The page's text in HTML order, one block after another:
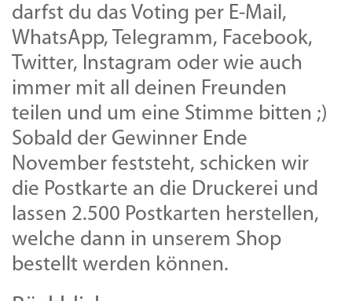
darfst du das Voting per E-Mail,
WhatsApp, Telegramm, Facebook,
Twitter, Instagram oder wie auch
immer mit all deinen Freunden
teilen und um eine Stimme bitten ;)
Sobald der Gewinner Ende
November feststeht, schicken wir
die Postkarte an die Druckerei und
lassen 2.500 Postkarten herstellen,
welche dann in unserem Shop
bestellt werden können.